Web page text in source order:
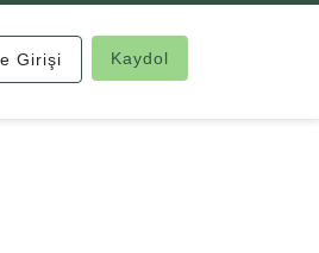
Girişi Kaydol